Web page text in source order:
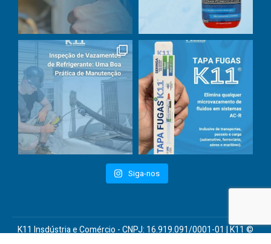
Siga-nos
K11 Insdústria e Comércio - CNPJ: 16.919.091/0001-01 | K11 ©